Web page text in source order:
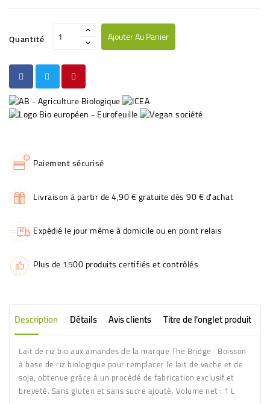
Quantité Ajouter Au Panier
Paiement sécurisé
Livraison à partir de 4,90 € gratuite dès 90 € d'achat
Expédié le jour même à domicile ou en point relais
Plus de 1500 produits certifiés et contrôlés
Description Détails Avis clients Titre de l'onglet produit
Lait de riz bio aux amandes de la marque The Bridge Boisson
à base de riz biologique pour remplacer le lait de vache et de
soja, obtenue grâce à un procédé de fabrication exclusif et
breveté. Sans gluten et sans sucre ajouté. Volume net : 1 L